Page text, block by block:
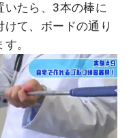
いたら、3本の棒に
て、ボードの通り
。